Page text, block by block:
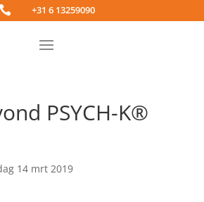
+31 6 13259090
PSYCH-K®
14 mrt 2019